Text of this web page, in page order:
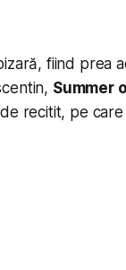
fiind prea
Summer
recitit, pe